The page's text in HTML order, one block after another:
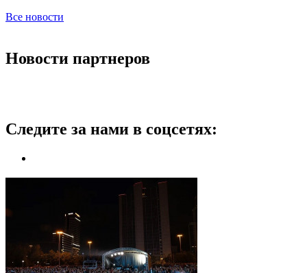
Все новости
Новости партнеров
Следите за нами в соцсетях: